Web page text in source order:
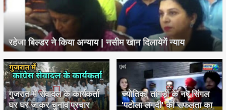
रहेजा बिल्डर ने किया अन्याय | नसीम खान दिलायेगें न्याय
गुजरात में सेवादल के कार्यकर्ता
घर घर जाकर चुनाव प्रचार
ज्योतिका तांगड़ी के नए सिंगल
'पटोला लगदी' की सफलता का